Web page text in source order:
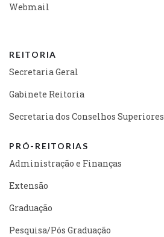
Webmail
REITORIA
Secretaria Geral
Gabinete Reitoria
Secretaria dos Conselhos Superiores
PRÓ-REITORIAS
Administração e Finanças
Extensão
Graduação
Pesquisa/Pós Graduação